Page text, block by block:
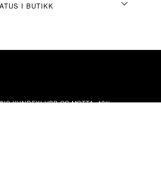
I BUTIKK
KUNDEKLUBB OG MOTTA -10%